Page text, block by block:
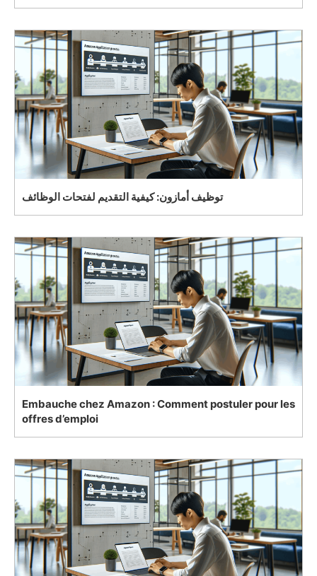
توظيف أمازون: كيفية التقديم لفتحات الوظائف
Embauche chez Amazon : Comment postuler pour les
offres d’emploi